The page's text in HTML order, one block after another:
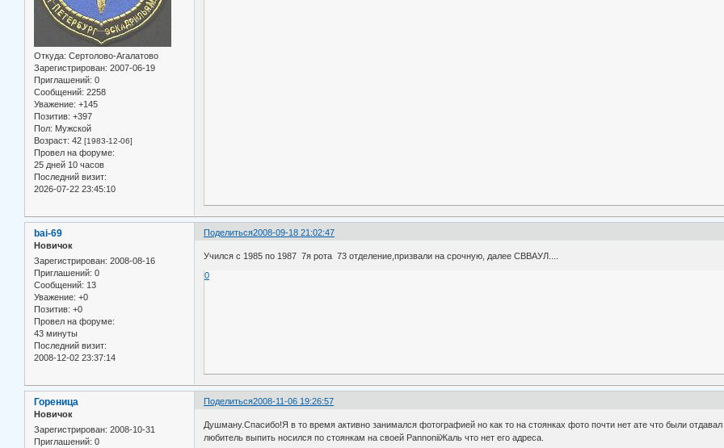
Откуда: Сертолово-Агалатово
Зарегистрирован: 2007-06-19
Приглашений: 0
Сообщений: 2258
Уважение: +145
Позитив: +397
Пол: Мужской
Возраст: 42 [1983-12-06]
Провел на форуме:
25 дней 10 часов
Последний визит:
2026-07-22 23:45:10
Поделиться2008-09-18 21:02:47
bai-69
Новичок
Зарегистрирован: 2008-08-16
Приглашений: 0
Сообщений: 13
Уважение: +0
Позитив: +0
Провел на форуме:
43 минуты
Последний визит:
2008-12-02 23:37:14
Учился с 1985 по 1987 7я рота 73 отделение,призвали на срочную, далее СВВАУЛ....
0
Поделиться2008-11-06 19:26:57
Гореница
Новичок
Зарегистрирован: 2008-10-31
Приглашений: 0
Душману.Спасибо!Я в то время активно занимался фотографией но как то на стоянках фото почти нет ате что были
любитель выпить носился по стоянкам на своей PannoniiЖаль что нет его адреса.